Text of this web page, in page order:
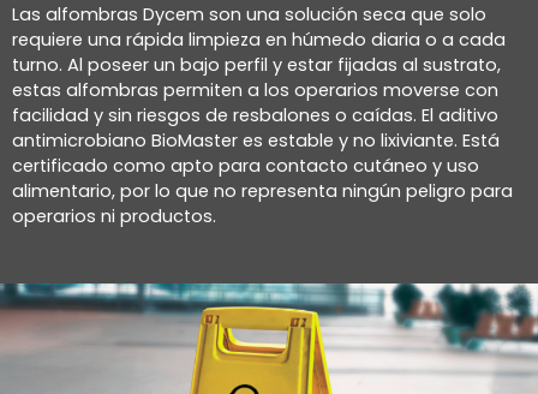
Las alfombras Dycem son una solución seca que solo
requiere una rápida limpieza en húmedo diaria o a cada
turno. Al poseer un bajo perfil y estar fijadas al sustrato,
estas alfombras permiten a los operarios moverse con
facilidad y sin riesgos de resbalones o caídas. El aditivo
antimicrobiano BioMaster es estable y no lixiviante. Está
certificado como apto para contacto cutáneo y uso
alimentario, por lo que no representa ningún peligro para
operarios ni productos.